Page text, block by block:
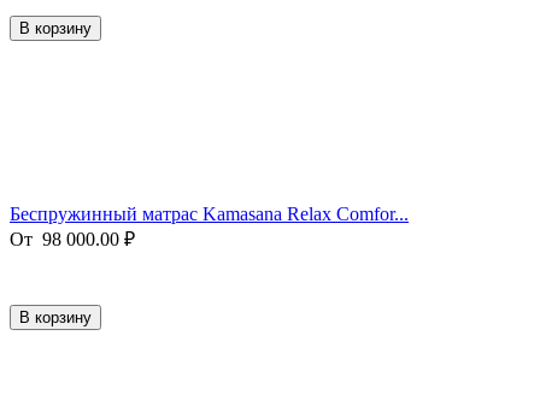
В корзину
Беспружинный матрас Kamasana Relax Comfor...
От 98 000.00 ₽
В корзину